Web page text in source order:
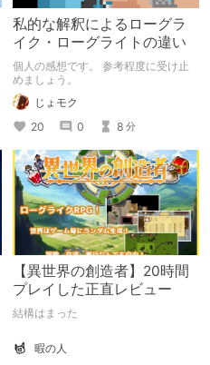
私的な解釈によるローグラ
イク・ローグライトの違い
個人の感想です。 参考程度に受け止
めましょう。
じょモク
20
0 8 分
【異世界の創造者】20時間
プレイした正直レビュー
結構はまった
暇の人